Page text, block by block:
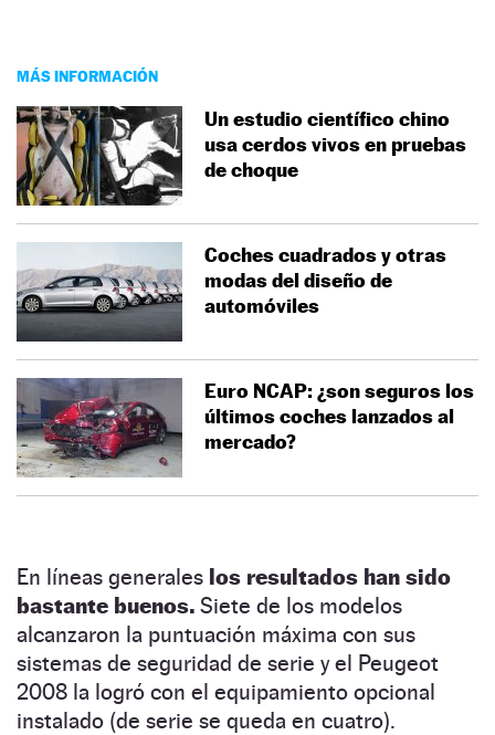
MÁS INFORMACIÓN
Un estudio científico chino
usa cerdos vivos en pruebas
de choque
Coches cuadrados y otras
modas del diseño de
automóviles
Euro NCAP: ¿son seguros los
últimos coches lanzados al
mercado?
En líneas generales los resultados han sido
bastante buenos. Siete de los modelos
alcanzaron la puntuación máxima con sus
sistemas de seguridad de serie y el Peugeot
2008 la logró con el equipamiento opcional
instalado (de serie se queda en cuatro).